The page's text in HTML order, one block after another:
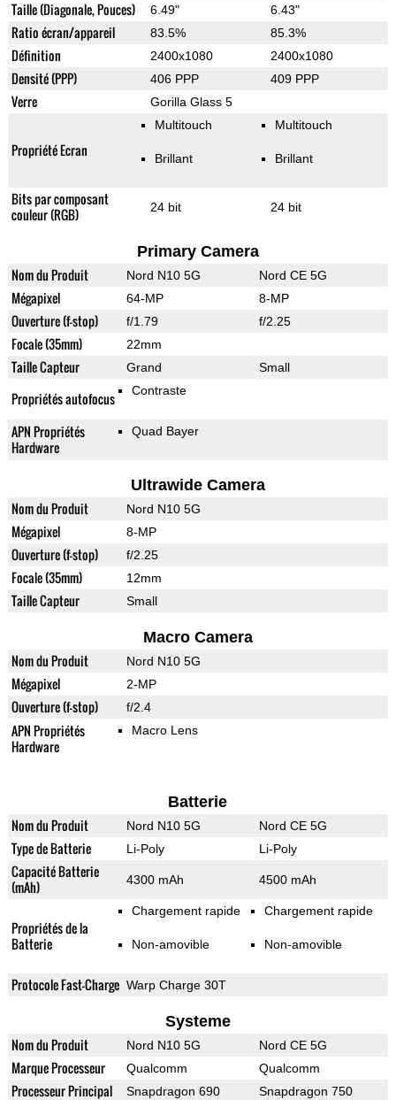
Taille (Diagonale, Pouces) 6.49" 6.43"
Ratio écran/appareil 83.5% 85.3%
Définition 2400x1080 2400x1080
Densité (PPP) 406 PPP 409 PPP
Verre Gorilla Glass 5
Propriété Ecran
Multitouch
Brillant
Multitouch
Brillant
Bits par composant
couleur (RGB)
24 bit 24 bit
Primary Camera
Nom du Produit Nord N10 5G Nord CE 5G
Mégapixel 64-MP 8-MP
Ouverture (f-stop) f/1.79 f/2.25
Focale (35mm) 22mm
Taille Capteur Grand Small
Propriétés autofocus Contraste
APN Propriétés
Hardware
Quad Bayer
Ultrawide Camera
Nom du Produit Nord N10 5G
Mégapixel 8-MP
Ouverture (f-stop) f/2.25
Focale (35mm) 12mm
Taille Capteur Small
Macro Camera
Nom du Produit Nord N10 5G
Mégapixel 2-MP
Ouverture (f-stop) f/2.4
APN Propriétés
Hardware
Macro Lens
Batterie
Nom du Produit Nord N10 5G Nord CE 5G
Type de Batterie Li-Poly Li-Poly
Capacité Batterie
(mAh)
4300 mAh 4500 mAh
Propriétés de la
Batterie
Chargement rapide
Non-amovible
Chargement rapide
Non-amovible
Protocole Fast-Charge Warp Charge 30T
Systeme
Nom du Produit Nord N10 5G Nord CE 5G
Marque Processeur Qualcomm Qualcomm
Processeur Principal Snapdragon 690 Snapdragon 750